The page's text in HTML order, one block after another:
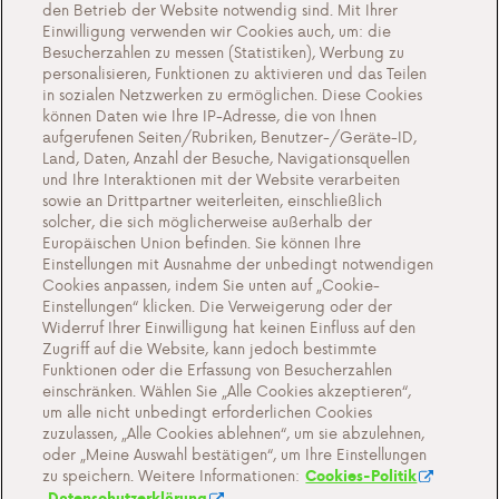
Eine nachhaltige Zukunft
Zeugnisse
Aktionen
Veranstaltungen
Arbeiten bei Antargaz
Kontakt
Cookie-Einstellungen
Wichtige Dokumente und Allgemeine
Geschaftsbedingungen
Datenschutz- und Cookie-Richtlinien
den Betrieb der Website notwendig sind. Mit Ihrer
Einwilligung verwenden wir Cookies auch, um: die
Besucherzahlen zu messen (Statistiken), Werbung zu
personalisieren, Funktionen zu aktivieren und das Teilen
in sozialen Netzwerken zu ermöglichen. Diese Cookies
können Daten wie Ihre IP-Adresse, die von Ihnen
aufgerufenen Seiten/Rubriken, Benutzer-/Geräte-ID,
Land, Daten, Anzahl der Besuche, Navigationsquellen
und Ihre Interaktionen mit der Website verarbeiten
sowie an Drittpartner weiterleiten, einschließlich
solcher, die sich möglicherweise außerhalb der
Europäischen Union befinden. Sie können Ihre
Einstellungen mit Ausnahme der unbedingt notwendigen
Cookies anpassen, indem Sie unten auf „Cookie-
Einstellungen“ klicken. Die Verweigerung oder der
Widerruf Ihrer Einwilligung hat keinen Einfluss auf den
Zugriff auf die Website, kann jedoch bestimmte
Funktionen oder die Erfassung von Besucherzahlen
einschränken. Wählen Sie „Alle Cookies akzeptieren“,
um alle nicht unbedingt erforderlichen Cookies
zuzulassen, „Alle Cookies ablehnen“, um sie abzulehnen,
oder „Meine Auswahl bestätigen“, um Ihre Einstellungen
zu speichern. Weitere Informationen: Cookies-Politik